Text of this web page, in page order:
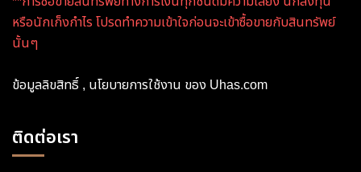
หรือนักเก็งกำไร โปรดทำความเข้าใจก่อนจะเข้าซื้อขายกับสินทรัพย์
นั้นๆ
ข้อมูลลิขสิทธิ์ , นโยบายการใช้งาน ของ Uhas.com
ติดต่อเรา